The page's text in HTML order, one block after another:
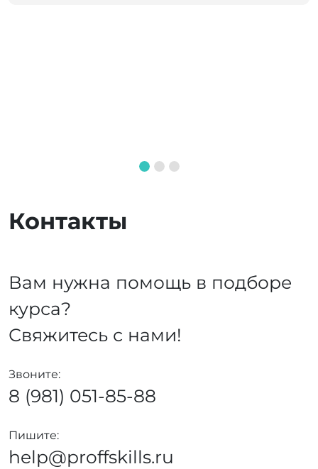
Контакты
Вам нужна помощь в подборе
курса?
Свяжитесь с нами!
Звоните:
8 (981) 051-85-88
Пишите:
help@proffskills.ru